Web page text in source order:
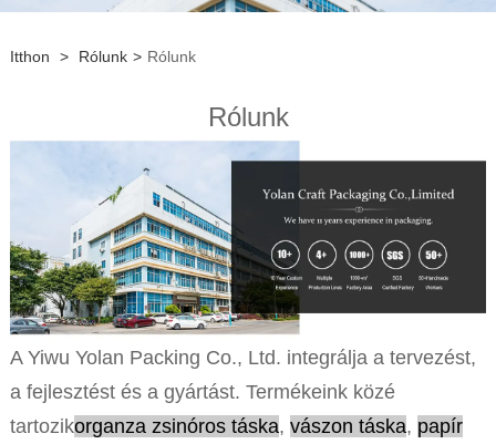
Itthon > Rólunk > Rólunk
Rólunk
A Yiwu Yolan Packing Co., Ltd. integrálja a tervezést,
a fejlesztést és a gyártást. Termékeink közé
tartozikorganza zsinóros táska, vászon táska, papír